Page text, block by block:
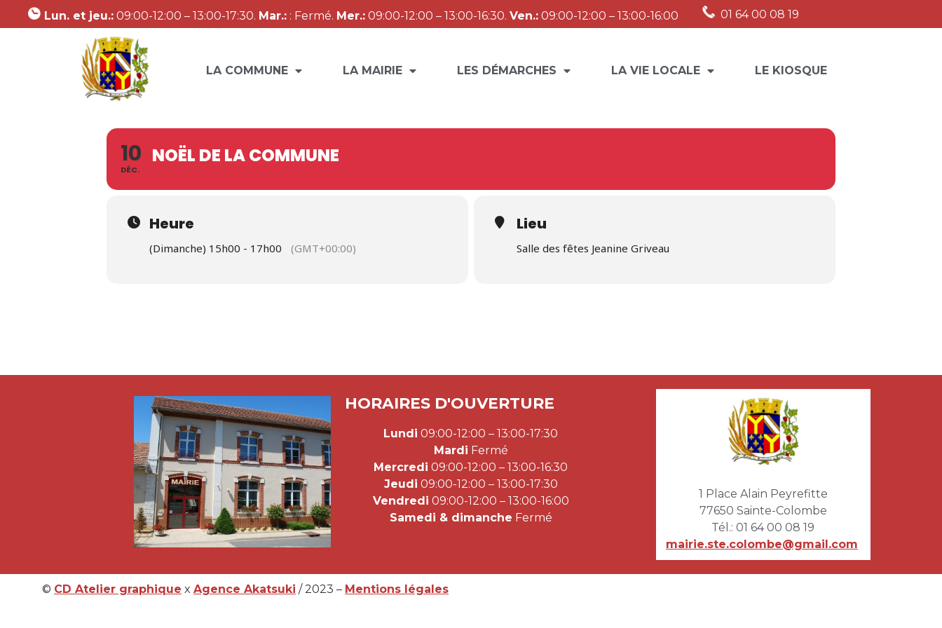
Lun. et jeu.: 09:00-12:00 – 13:00-17:30. Mar.: : Fermé. Mer.: 09:00-12:00 – 13:00-16:30. Ven.: 09:00-12:00 – 13:00-16:00 01 64 00 08 19
LA COMMUNE LA MAIRIE LES DÉMARCHES LA VIE LOCALE LE KIOSQUE
10
DÉC.
NOËL DE LA COMMUNE
Heure
(Dimanche) 15h00 - 17h00 (GMT+00:00)
Lieu
Salle des fêtes Jeanine Griveau
HORAIRES D'OUVERTURE
Lundi 09:00-12:00 – 13:00-17:30
Mardi Fermé
Mercredi 09:00-12:00 – 13:00-16:30
Jeudi 09:00-12:00 – 13:00-17:30
Vendredi 09:00-12:00 – 13:00-16:00
Samedi & dimanche Fermé
1 Place Alain Peyrefitte
77650 Sainte-Colombe
Tél.: 01 64 00 08 19
mairie.ste.colombe@gmail.com
© CD Atelier graphique x Agence Akatsuki / 2023 – Mentions légales